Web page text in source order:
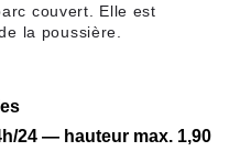
couvert. Elle est
la poussière.
24 — hauteur max. 1,90